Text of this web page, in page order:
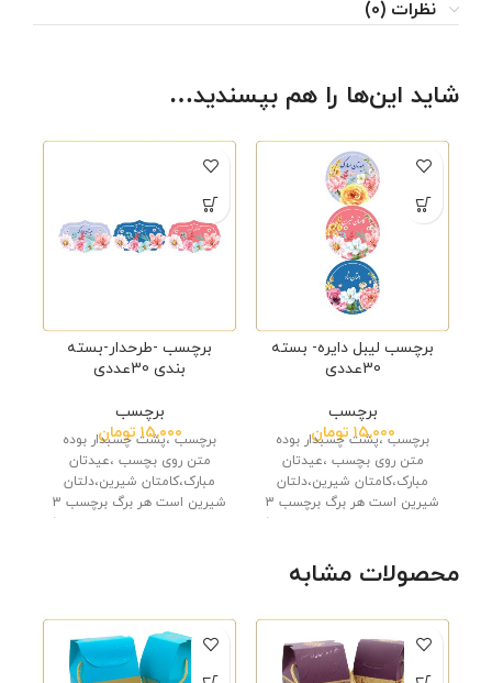
نظرات (0)
شاید این‌ها را هم بپسندید…
برچسب لیبل دایره- بسته
30عددی
برچسب
۱۵,۰۰۰ تومان
برچسب ،پشت چسبدار بوده
متن روی بچسب ،عیدتان
مبارک،کامتان شیرین،دلتان
شیرین است هر برگ برچسب 3
عدد است. تعداد بسته بندی 10
است.
برچسب -طرحدار-بسته
بندی 30عددی
برچسب
۱۵,۰۰۰ تومان
برچسب ،پشت چسبدار بوده
متن روی بچسب ،عیدتان
مبارک،کامتان شیرین،دلتان
شیرین است هر برگ برچسب 3
عدد است. تعداد بسته بندی 10
محصولات مشابه